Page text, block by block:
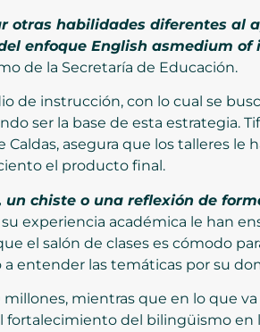
otras habilidades diferentes al
enfoque English asmedium of
de la Secretaría de Educación.
de instrucción, con lo cual se
ser la base de esta estrategia.
asegura que los talleres le
el producto final.
chiste o una reflexión de
experiencia académica le han
el salón de clases es cómodo
entender las temáticas por su
mientras que en lo que
del bilingüismo en